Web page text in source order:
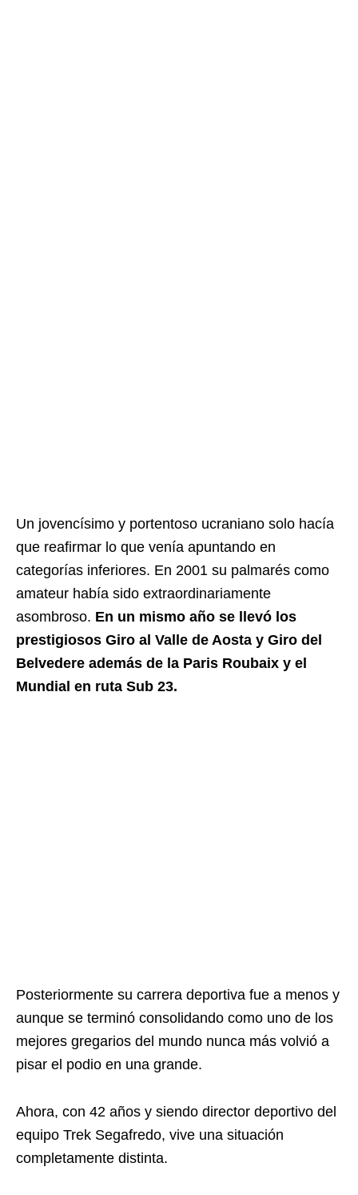
Un jovencísimo y portentoso ucraniano solo hacía
que reafirmar lo que venía apuntando en
categorías inferiores. En 2001 su palmarés como
amateur había sido extraordinariamente
asombroso. En un mismo año se llevó los
prestigiosos Giro al Valle de Aosta y Giro del
Belvedere además de la Paris Roubaix y el
Mundial en ruta Sub 23.
Posteriormente su carrera deportiva fue a menos y
aunque se terminó consolidando como uno de los
mejores gregarios del mundo nunca más volvió a
pisar el podio en una grande.
Ahora, con 42 años y siendo director deportivo del
equipo Trek Segafredo, vive una situación
completamente distinta.